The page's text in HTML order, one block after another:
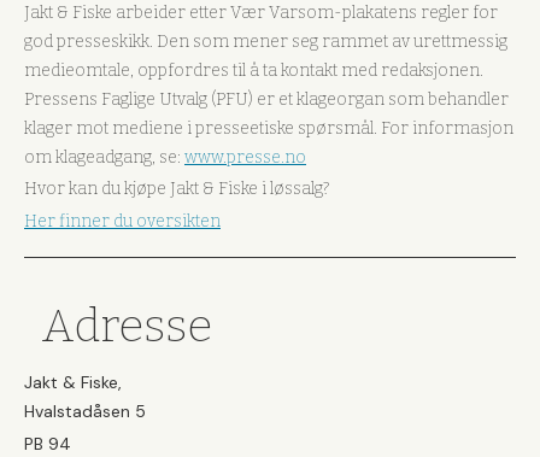
Jakt & Fiske arbeider etter Vær Varsom-plakatens regler for
god presseskikk. Den som mener seg rammet av urettmessig
medieomtale, oppfordres til å ta kontakt med redaksjonen.
Pressens Faglige Utvalg (PFU) er et klageorgan som behandler
klager mot mediene i presseetiske spørsmål. For informasjon
om klageadgang, se: www.presse.no
Hvor kan du kjøpe Jakt & Fiske i løssalg?
Her finner du oversikten
Adresse
Jakt & Fiske,
Hvalstadåsen 5
PB 94